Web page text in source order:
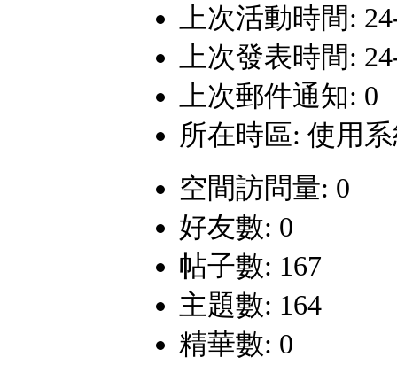
上次活動時間:
上次發表時間:
上次郵件通知: 0
所在時區: 使用
空間訪問量: 0
好友數: 0
帖子數: 167
主題數: 164
精華數: 0